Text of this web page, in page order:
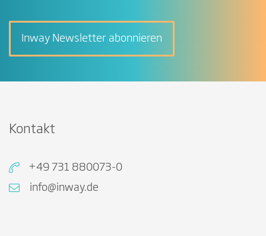
Inway Newsletter abonnieren
Kontakt
+49 731 880073-0
info@inway.de